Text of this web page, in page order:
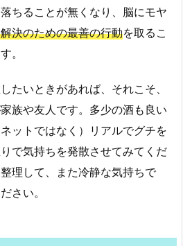
落ちることが無くなり、脳にモヤ
決のための最善の行動を取るこ
。
たいときがあれば、それこそ、
族や友人です。多少の酒も良い
ットではなく）リアルでグチを
で気持ちを発散させてみてくだ
理して、また冷静な気持ちで
さい。